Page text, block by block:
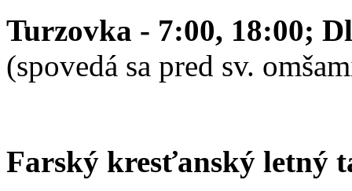
Turzovka - 7:00, 18:00;
(spovedá sa pred sv.
Farský kresťanský letný